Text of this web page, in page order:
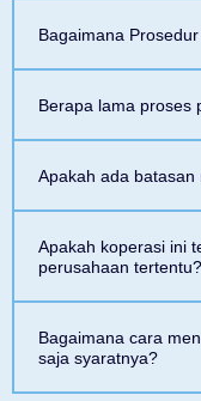
Bagaimana
Berapa lama proses
Apakah ada
Apakah koperasi ini
perusahaan tertentu?
Bagaimana cara
saja syaratnya?